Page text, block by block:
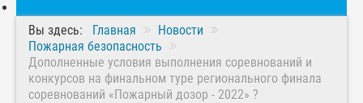
Вы здесь: Главная
Новости
Пожарная безопасность
Дополненные условия выполнения соревнований и
конкурсов на финальном туре регионального финала
соревнований «Пожарный дозор - 2022» ?